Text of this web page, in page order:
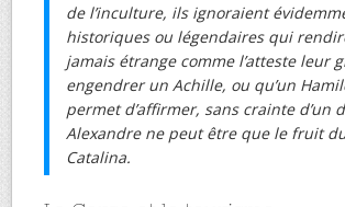
de l’inculture, ils ignoraient
historiques ou légendaires qui
jamais étrange comme l’atteste leur
engendrer un Achille, ou qu’un
permet d’affirmer, sans crainte d’un
Alexandre ne peut être que le fruit
Catalina.